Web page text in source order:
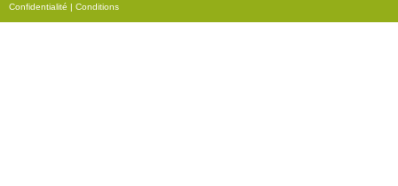
Confidentialité | Conditions